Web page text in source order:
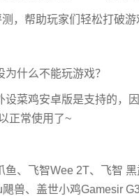
，帮助玩家们轻松打破游
什么不能玩游戏？
菜鸡安卓版是支持的，
正常使用了~
鱼、飞智Wee 2T、飞智
兽、盖世小鸡Gamesir